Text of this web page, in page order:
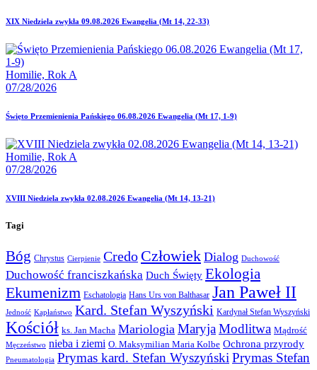
XIX Niedziela zwykła 09.08.2026 Ewangelia (Mt 14, 22-33)
Homilie, Rok A
07/28/2026
Święto Przemienienia Pańskiego 06.08.2026 Ewangelia (Mt 17, 1-9)
Homilie, Rok A
07/28/2026
XVIII Niedziela zwykła 02.08.2026 Ewangelia (Mt 14, 13-21)
Tagi
Bóg Chrystus Cierpienie Credo Człowiek Dialog Duchowość
Duchowość franciszkańska Duch Święty Ekologia
Ekumenizm Eschatologia Hans Urs von Balthasar Jan Paweł II
Jedność Kapłaństwo Kard. Stefan Wyszyński Kardynał Stefan Wyszyński
Kościół ks. Jan Macha Mariologia MaryjaModlitwa Mądrość
Męczeństwo nieba i ziemi O. Maksymilian Maria Kolbe Ochrona przyrody
Pneumatologia Prymas kard. Stefan Wyszyński Prymas Stefan